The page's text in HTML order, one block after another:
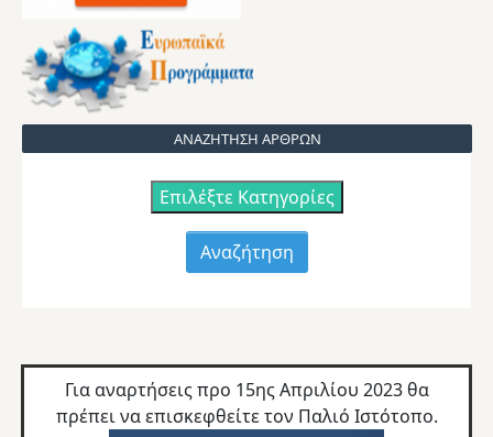
ΑΝΑΖΗΤΗΣΗ ΑΡΘΡΩΝ
Επιλέξτε Κατηγορίες
Για αναρτήσεις προ 15ης Απριλίου 2023 θα
πρέπει να επισκεφθείτε τον Παλιό Ιστότοπο.